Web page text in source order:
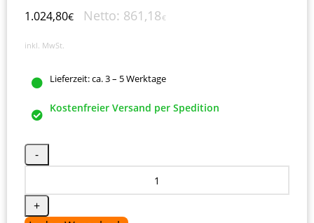
1.024,80€ Netto: 861,18€
inkl. MwSt.
Kostenfreier Versand per Spedition
Lieferzeit:ca. 3 – 5 Werktage